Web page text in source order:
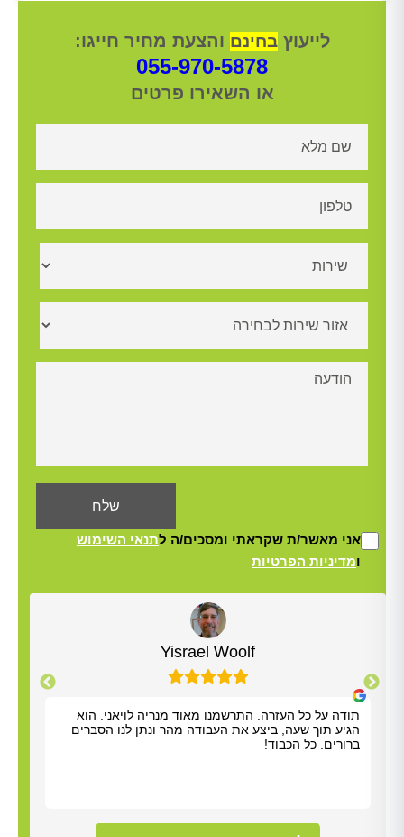
לייעוץבחינם והצעת מחיר חייגו:
055-970-5878
או השאירו פרטים
אני מאשר/ת שקראתי ומסכים/ה לתנאי השימוש
ומדיניות הפרטיות
Yisrael Woolf
תודה על כל העזרה. התרשמנו מאוד מנריה לויאני. הוא
הגיע תוך שעה, ביצע את העבודה מהר ונתן לנו הסברים
ברורים. כל הכבוד!